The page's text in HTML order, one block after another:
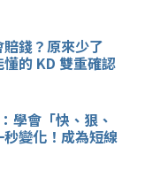
錢？原來少了
懂的 KD 雙重確認
學會「快、狠、
變化！成為短線